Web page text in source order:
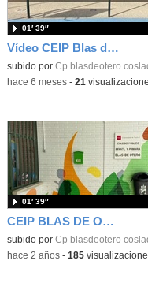
Vídeo CEIP Blas de Otero
Contenido educativo.
subido por Cp blasdeotero
01′ 39″
-hace 6 meses- 21
CEIP BLAS DE OTERO COSLADA
Contenido educativo.
subido por Cp blasdeotero
01′ 39″
-hace 2 años- 185